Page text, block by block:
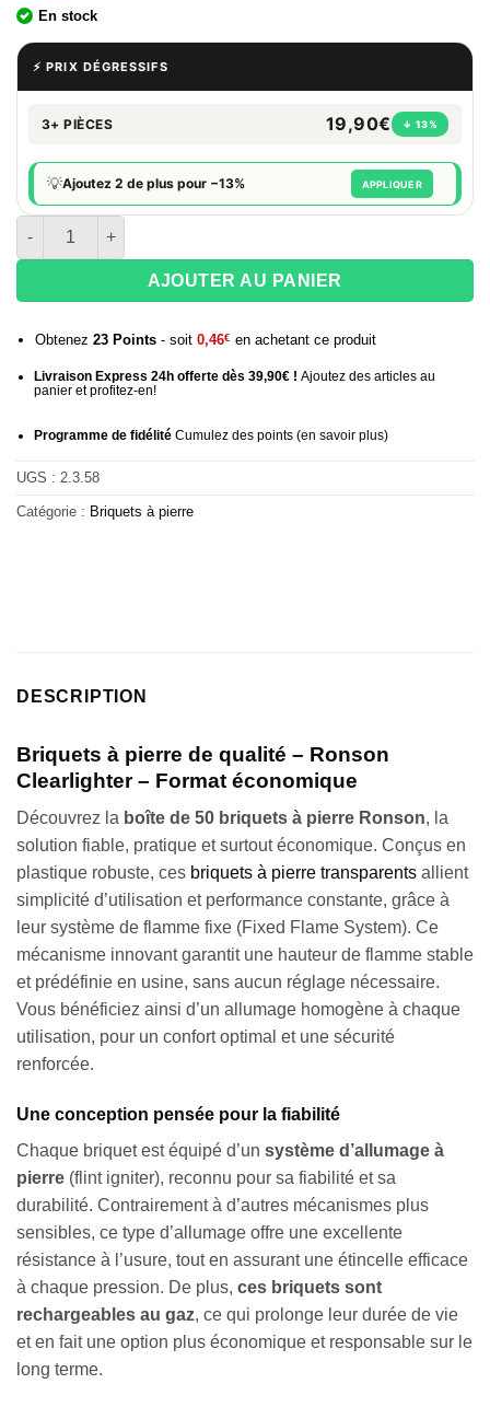
En stock
⚡ PRIX DÉGRESSIFS
3+ PIÈCES 19,90€ ↓ 13%
💡Ajoutez 2 de plus pour −13% APPLIQUER
quantité de Boite de 50 briquets à pierre transparents Ronson
AJOUTER AU PANIER
Obtenez 23Points- soit 0,46€ en achetant ce produit
Livraison Express 24h offerte dès 39,90€ ! Ajoutez des articles au
panier et profitez-en!
Programme de fidélitéCumulez des points (en savoir plus)
UGS : 2.3.58
Catégorie : Briquets à pierre
DESCRIPTION
Briquets à pierre de qualité – Ronson
Clearlighter – Format économique
Découvrez la boîte de 50 briquets à pierre Ronson, la
solution fiable, pratique et surtout économique. Conçus en
plastique robuste, ces briquets à pierre transparents allient
simplicité d’utilisation et performance constante, grâce à
leur système de flamme fixe (Fixed Flame System). Ce
mécanisme innovant garantit une hauteur de flamme stable
et prédéfinie en usine, sans aucun réglage nécessaire.
Vous bénéficiez ainsi d’un allumage homogène à chaque
utilisation, pour un confort optimal et une sécurité
renforcée.
Une conception pensée pour la fiabilité
Chaque briquet est équipé d’un système d’allumage à
pierre (flint igniter), reconnu pour sa fiabilité et sa
durabilité. Contrairement à d’autres mécanismes plus
sensibles, ce type d’allumage offre une excellente
résistance à l’usure, tout en assurant une étincelle efficace
à chaque pression. De plus, ces briquets sont
rechargeables au gaz, ce qui prolonge leur durée de vie
et en fait une option plus économique et responsable sur le
long terme.